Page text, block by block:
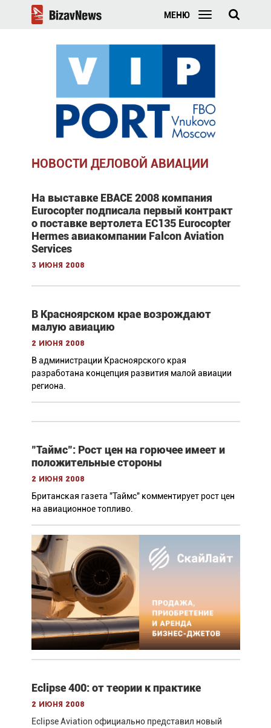
МЕНЮ
НОВОСТИ ДЕЛОВОЙ АВИАЦИИ
На выставке EBACE 2008 компания
Eurocopter подписала первый контракт
о поставке вертолета EC135 Eurocopter
Hermes авиакомпании Falcon Aviation
Services
3 июня 2008
В Красноярском крае возрождают
малую авиацию
2 июня 2008
В администрации Красноярского края
разработана концепция развития малой авиации
региона.
"Таймс": Рост цен на горючее имеет и
положительные стороны
2 июня 2008
Британская газета "Таймс" комментирует рост цен
на авиационное топливо.
Eclipse 400: от теории к практике
2 июня 2008
Eclipse Aviation официально представил новый